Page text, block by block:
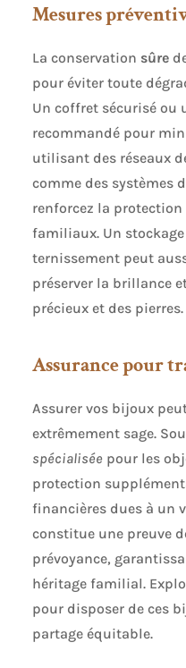
Mesures
La conservation sûre
pour éviter toute
Un coffret sécurisé ou
recommandé pour
utilisant des réseaux
comme des systèmes
renforcez la protection
familiaux. Un
ternissement peut
préserver la brillance
précieux et des pierres.
Assurance pour
Assurer vos bijoux
extrêmement sage.
spécialiséepour les
protection
financières dues à un
constitue une preuve
prévoyance,
héritage familial.
pour disposer de ces
partage équitable.